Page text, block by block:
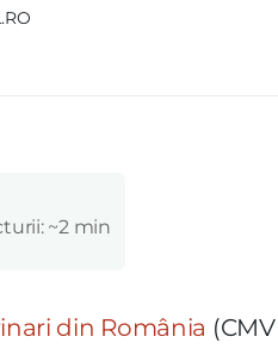
~2 min
din România